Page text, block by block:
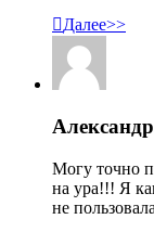
Далее>>
Могу точно
на ура!!! Я
не